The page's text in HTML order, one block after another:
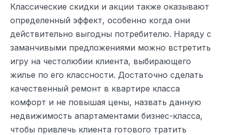
Классические скидки и акции также оказывают
определенный эффект, особенно когда они
действительно выгодны потребителю. Наряду с
заманчивыми предложениями можно встретить
игру на честолюбии клиента, выбирающего
жилье по его классности. Достаточно сделать
качественный ремонт в квартире класса
комфорт и не повышая цены, назвать данную
недвижимость апартаментами бизнес-класса,
чтобы привлечь клиента готового тратить